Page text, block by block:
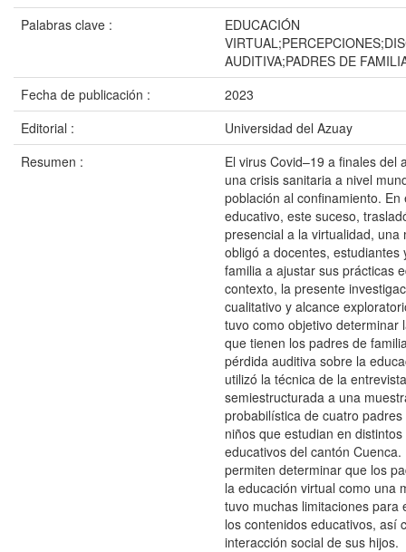
Palabras clave :
EDUCACIÓN
AUDITIVA;PADRES DE
Fecha de publicación :
2023
Editorial :
Universidad del Azuay
Resumen :
El virus Covid–19 a finales del
una crisis sanitaria a nivel
población al confinamiento. En
educativo, este suceso,
presencial a la virtualidad, una
obligó a docentes, estudiantes
familia a ajustar sus prácticas
contexto, la presente
cualitativo y alcance
tuvo como objetivo determinar
que tienen los padres de
pérdida auditiva sobre la
utilizó la técnica de la entrevista
semiestructurada a una
probabilística de cuatro
niños que estudian en
educativos del cantón
permiten determinar que los
la educación virtual como una
tuvo muchas limitaciones para
los contenidos educativos, así
interacción social de sus hijos.